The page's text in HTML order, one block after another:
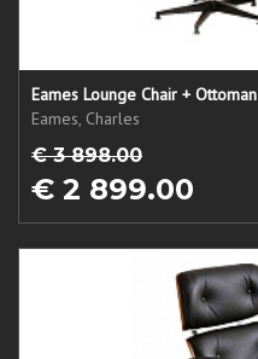
Eames Lounge Chair + Ottoman
Eames, Charles
€ 3 898.00
€ 2 899.00